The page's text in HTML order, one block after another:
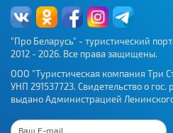
"Про Беларусь" - туристический
2012 - 2026. Все права защищены.
ООО "Туристическая компания Три
УНП 291537723. Свидетельство о
выдано Администрацией